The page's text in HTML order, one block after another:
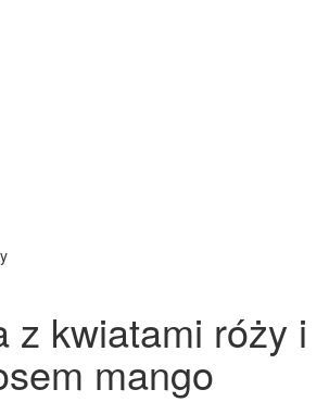
z kwiatami róży i
mango